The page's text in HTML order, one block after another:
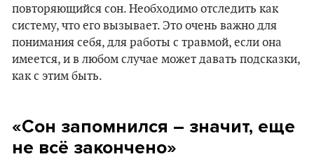
повторяющийся сон. Необходимо отследить как
систему, что его вызывает. Это очень важно для
понимания себя, для работы с травмой, если она
имеется, и в любом случае может давать подсказки,
как с этим быть.
«Сон запомнился – значит, еще
не всё закончено»